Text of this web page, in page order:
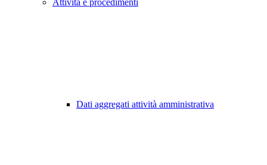
Attività e procedimenti
Dati aggregati attività amministrativa